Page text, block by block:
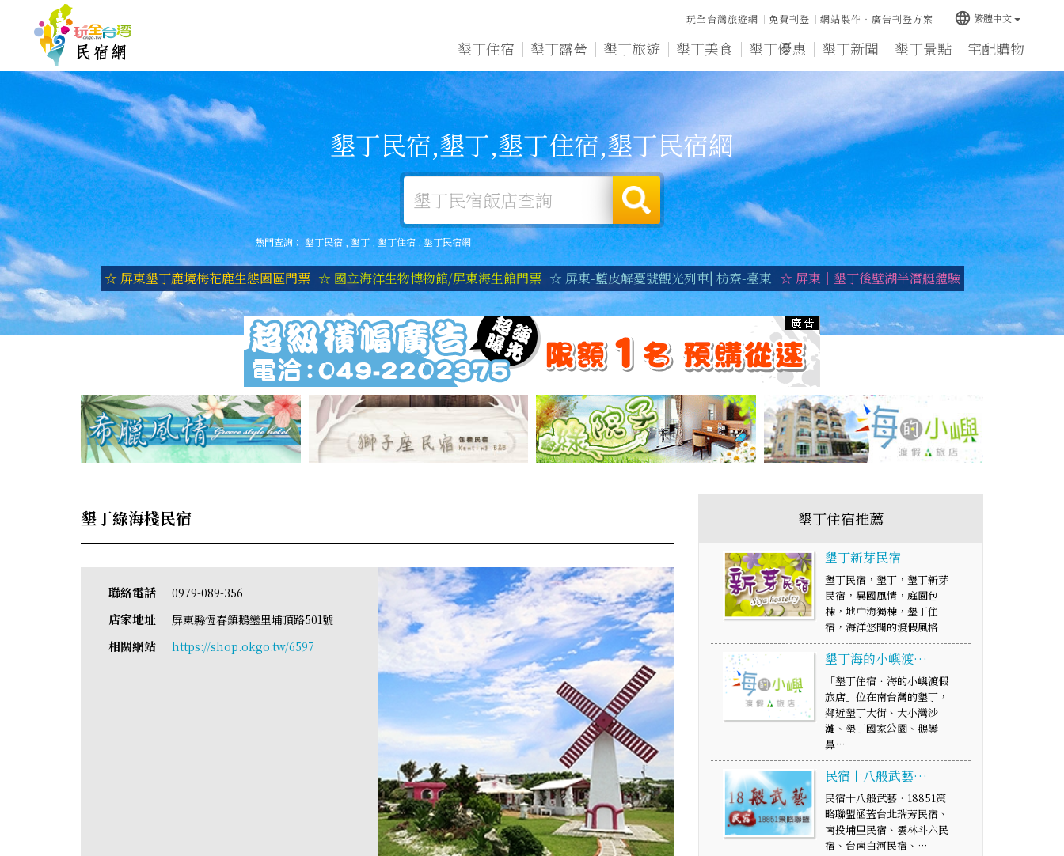
墾丁住宿 墾丁露營 墾丁旅遊 墾丁美食 墾丁優惠 墾丁新聞 墾丁景點 宅配購物
玩全台灣旅遊網 免費刊登 網站製作‧廣告刊登方案 language 繁體中文
墾丁民宿,墾丁,墾丁住宿,墾丁民宿網
熱門查詢：墾丁民宿 ,墾丁 , 墾丁住宿,墾丁民宿網
☆ 屏東墾丁鹿境梅花鹿生態園區門票 ☆ 國立海洋生物博物館/屏東海生館門票 ☆ 屏東-藍皮解憂號觀光列車| 枋寮-臺東 ☆ 屏東｜墾丁後壁湖半潛艇體驗
墾丁綠海棧民宿
聯絡電話 0979-089-356
店家地址 屏東縣恆春鎮鵝鑾里埔頂路501號
相關網站 https://shop.okgo.tw/6597
墾丁住宿推薦
墾丁新芽民宿
墾丁民宿，墾丁，墾丁新芽
民宿，異國風情，庭園包
棟，地中海獨棟，墾丁住
宿，海洋悠閒的渡假風格
墾丁海的小嶼渡…
「墾丁住宿．海的小嶼渡假
旅店」位在南台灣的墾丁，
鄰近墾丁大街、大小灣沙
灘、墾丁國家公園、鵝鑾
鼻…
民宿十八般武藝…
民宿十八般武藝‧18851策
略聯盟涵蓋台北瑞芳民宿、
南投埔里民宿、雲林斗六民
宿、台南白河民宿、…